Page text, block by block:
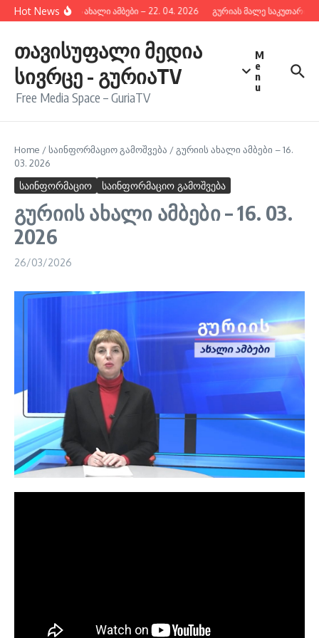
შიგთავსზე გადასვლა
Hot Newsგურიის ახალი ამბები – 22. 04. 2026 გურიას მალე საკუთარი
თავისუფალი მედია
სივრცე - გურიაTV
Free Media Space – GuriaTV
M
e
n
u
Home /საინფორმაციო გამოშვება /გურიის ახალი ამბები – 16.
03. 2026
საინფორმაციო საინფორმაციო გამოშვება
გურიის ახალი ამბები – 16. 03.
2026
26/03/2026